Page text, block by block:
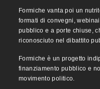
Formiche vanta poi un
formati di convegni,
pubblico e a porte chiuse,
riconosciuto nel dibattito
Formiche è un progetto
finanziamento pubblico e
movimento politico.